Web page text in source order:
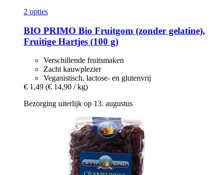
2 opties
BIO PRIMO Bio Fruitgom (zonder gelatine),
Fruitige Hartjes (100 g)
Verschillende fruitsmaken
Zacht kauwplezier
Veganistisch, lactose- en glutenvrij
€ 1,49 (€ 14,90 / kg)
Bezorging uiterlijk op 13. augustus